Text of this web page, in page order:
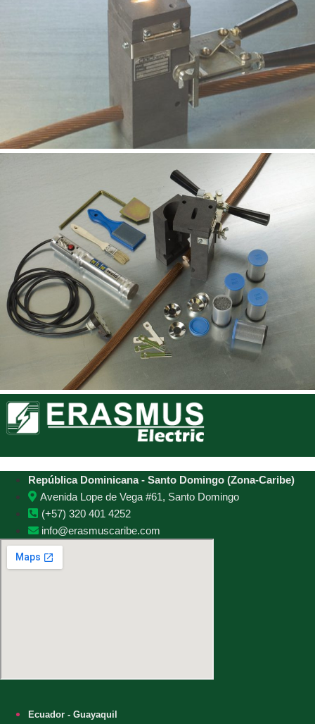
República Dominicana - Santo Domingo (Zona-Caribe)
Avenida Lope de Vega #61, Santo Domingo
(+57) 320 401 4252
info@erasmuscaribe.com
Ecuador - Guayaquil